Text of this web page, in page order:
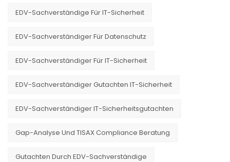
EDV-Sachverständige Für IT-Sicherheit
EDV-Sachverständiger Für Datenschutz
EDV-Sachverständiger Für IT-Sicherheit
EDV-Sachverständiger Gutachten IT-Sicherheit
EDV-Sachverständiger IT-Sicherheitsgutachten
Gap-Analyse Und TISAX Compliance Beratung
Gutachten Durch EDV-Sachverständige